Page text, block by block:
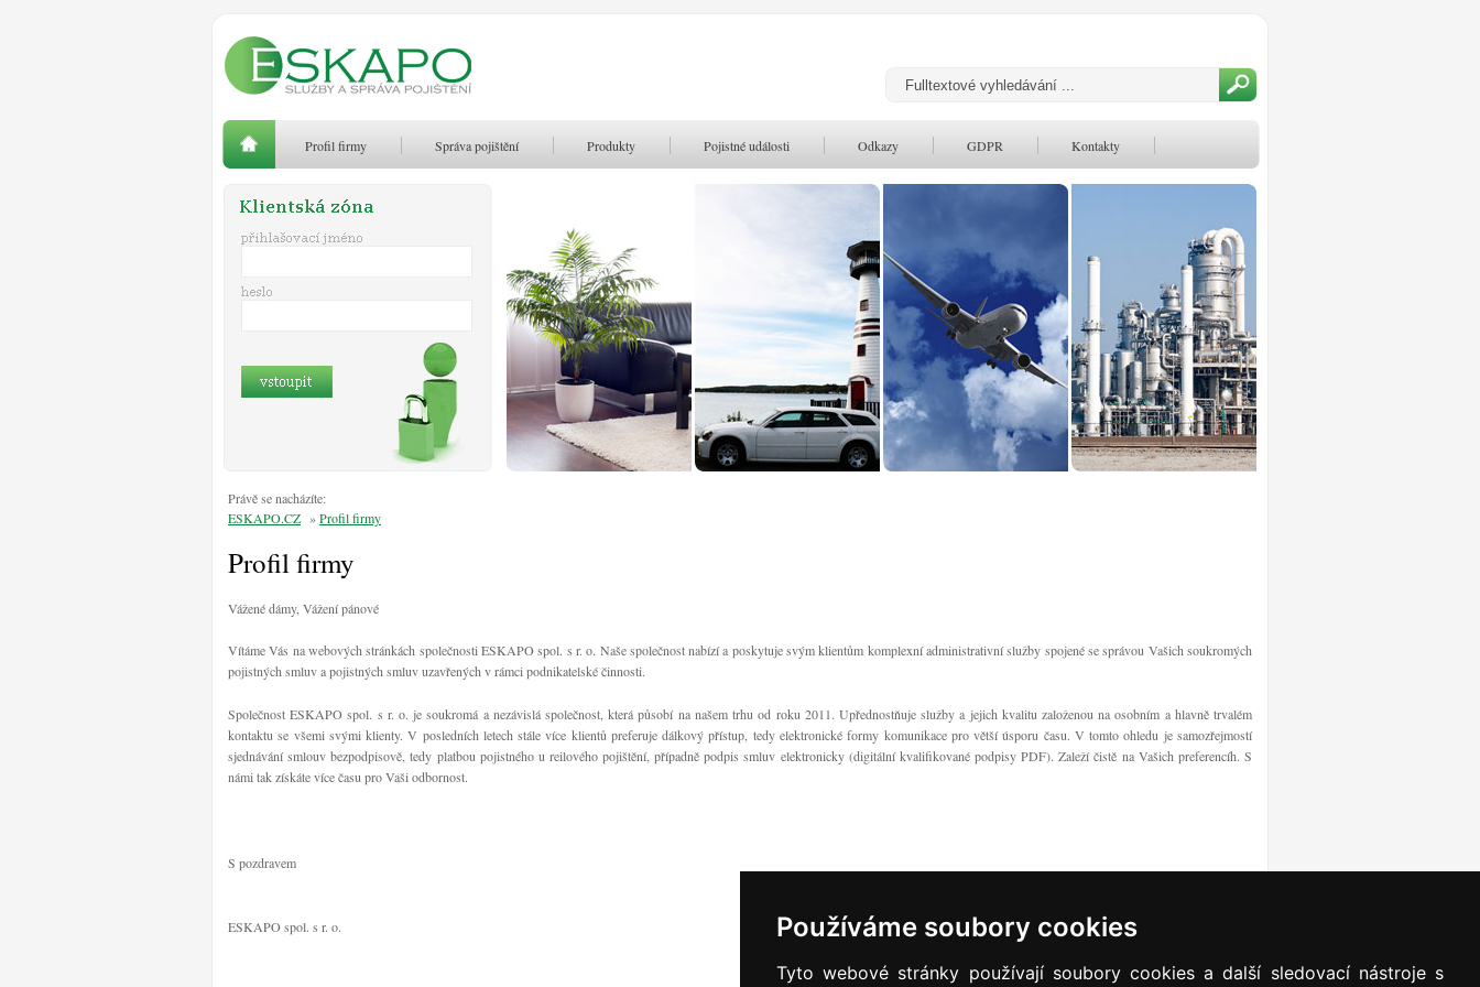
Používáme soubory cookies
Tyto webové stránky používají soubory cookies a další sledovací nástroje s
Profil firmy Správa pojištění Produkty Pojistné události Odkazy GDPR Kontakty
Právě se nacházíte:
ESKAPO.CZ »Profil firmy
Profil firmy
Vážené dámy, Vážení pánové
Vítáme Vás na webových stránkách společnosti ESKAPO spol. s r. o. Naše společnost nabízí a poskytuje svým klientům komplexní administrativní služby spojené se správou Vašich soukromých
pojistných smluv a pojistných smluv uzavřených v rámci podnikatelské činnosti.
Společnost ESKAPO spol. s r. o. je soukromá a nezávislá společnost, která působí na našem trhu od roku 2011. Upřednostňuje služby a jejich kvalitu založenou na osobním a hlavně trvalém
kontaktu se všemi svými klienty. V posledních letech stále více klientů preferuje dálkový přístup, tedy elektronické formy komunikace pro větší úsporu času. V tomto ohledu je samozřejmostí
sjednávání smlouv bezpodpisově, tedy platbou pojistného u reilového pojištění, případně podpis smluv elektronicky (digitální kvalifikované podpisy PDF). Zaleží čistě na Vašich preferencíh. S
námi tak získáte více času pro Vaši odbornost.
S pozdravem
ESKAPO spol. s r. o.